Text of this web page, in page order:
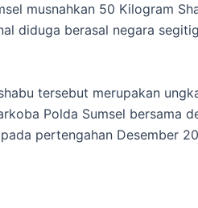
musnahkan 50 Kilogram
diduga berasal negara
tersebut merupakan
Polda Sumsel bersama
pertengahan Desember